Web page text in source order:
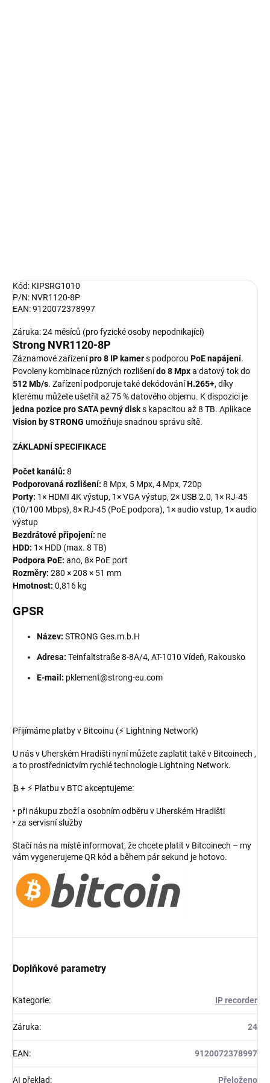
Kód: KIPSRG1010
P/N: NVR1120-8P
EAN: 9120072378997
Záruka: 24 měsíců (pro fyzické osoby nepodnikající)
Strong NVR1120-8P
Záznamové zařízenípro 8 IP kamers podporou PoE napájení.
Povoleny kombinace různých rozlišenído 8 Mpxa datový tok do
512 Mb/s. Zařízení podporuje také dekódováníH.265+, díky
kterému můžete ušetřit až 75 % datového objemu. K dispozici je
jedna pozice pro SATA pevný disks kapacitou až 8 TB. Aplikace
Vision by STRONG umožňuje snadnou správu sítě.
ZÁKLADNÍ SPECIFIKACE
Počet kanálů: 8
Podporovaná rozlišení: 8 Mpx, 5 Mpx, 4 Mpx, 720p
Porty: 1× HDMI 4K výstup, 1× VGA výstup, 2× USB 2.0, 1× RJ-45
(10/100 Mbps), 8× RJ-45 (PoE podpora), 1× audio vstup, 1× audio
výstup
Bezdrátové připojení: ne
HDD: 1× HDD (max. 8 TB)
Podpora PoE: ano, 8× PoE port
Rozměry: 280 × 208 × 51 mm
Hmotnost: 0,816 kg
GPSR
Název: STRONG Ges.m.b.H
Adresa: Teinfaltstraße 8-8A/4, AT-1010 Vídeň, Rakousko
E-mail: pklement@strong-eu.com
Přijímáme platby v Bitcoinu (⚡ Lightning Network)
U nás v Uherském Hradišti nyní můžete zaplatit také v Bitcoinech ,
a to prostřednictvím rychlé technologie Lightning Network.
₿ + ⚡ Platbu v BTC akceptujeme:
• při nákupu zboží a osobním odběru v Uherském Hradišti
• za servisní služby
Stačí nás na místě informovat, že chcete platit v Bitcoinech – my
vám vygenerujeme QR kód a během pár sekund je hotovo.
Doplňkové parametry
Kategorie: IP recorder
Záruka: 24
EAN: 9120072378997
AI překlad: Přeloženo